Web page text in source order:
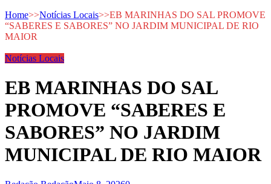
Home>>Notícias Locais>>EB MARINHAS DO SAL PROMOVE
“SABERES E SABORES” NO JARDIM MUNICIPAL DE RIO
MAIOR
Notícias Locais
EB MARINHAS DO SAL
PROMOVE “SABERES E
SABORES” NO JARDIM
MUNICIPAL DE RIO MAIOR